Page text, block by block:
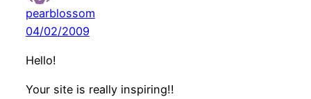
pearblossom
04/02/2009
Hello!
Your site is really inspiring!!